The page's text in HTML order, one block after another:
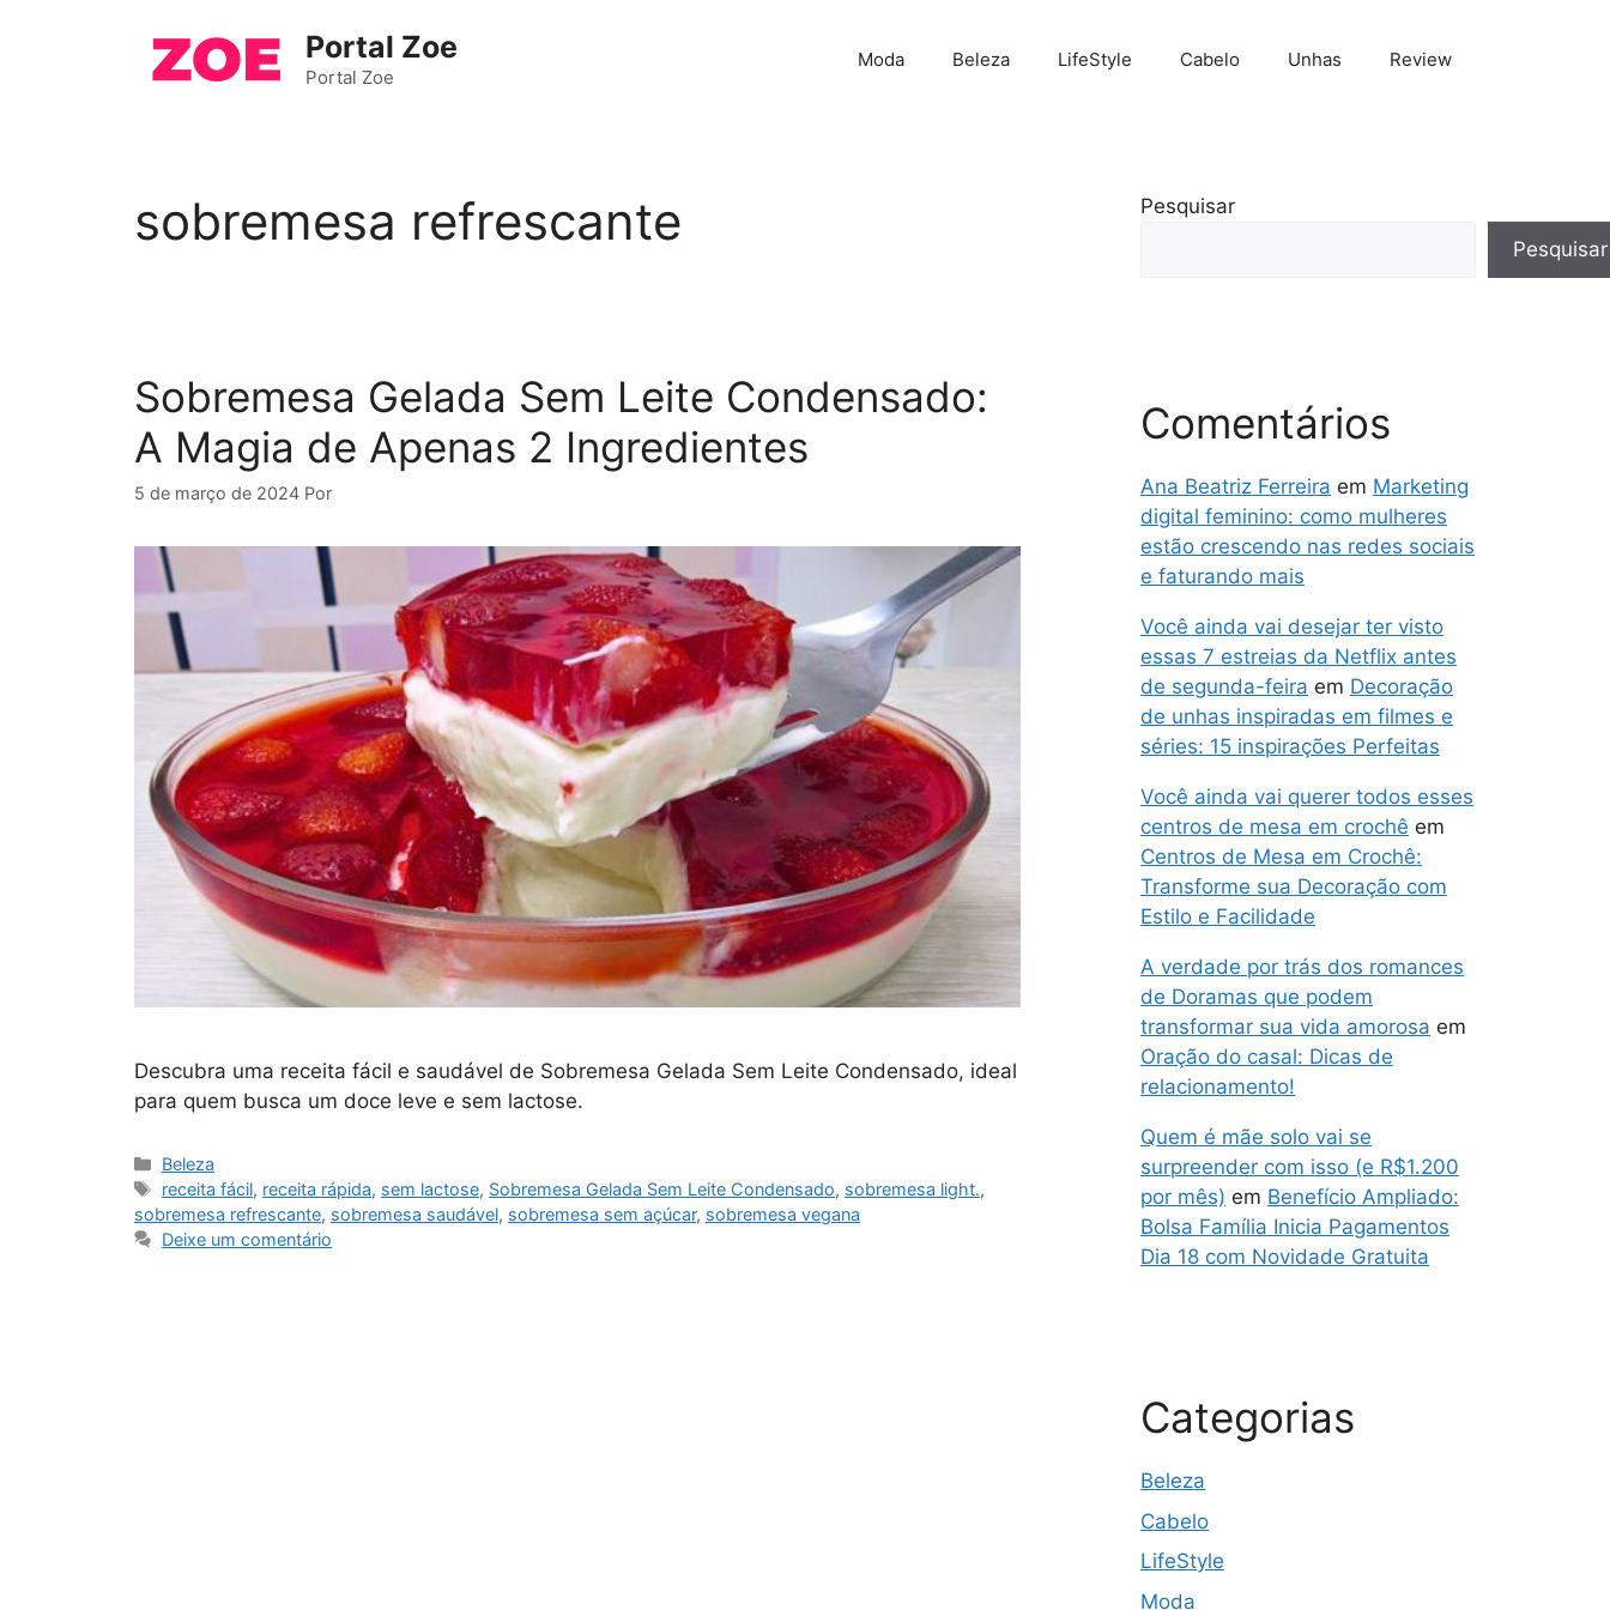
Portal Zoe
Portal Zoe
Moda Beleza LifeStyle Cabelo Unhas Review
sobremesa refrescante
Sobremesa Gelada Sem Leite Condensado:
A Magia de Apenas 2 Ingredientes
5 de março de 2024 Por
Descubra uma receita fácil e saudável de Sobremesa Gelada Sem Leite Condensado, ideal
para quem busca um doce leve e sem lactose.
Categorias
Beleza
Tags
receita fácil, receita rápida, sem lactose, Sobremesa Gelada Sem Leite Condensado, sobremesa light.,
sobremesa refrescante, sobremesa saudável, sobremesa sem açúcar, sobremesa vegana
Deixe um comentário
Pesquisar
Pesquisar
Comentários
Ana Beatriz Ferreira em Marketing
digital feminino: como mulheres
estão crescendo nas redes sociais
e faturando mais
Você ainda vai desejar ter visto
essas 7 estreias da Netflix antes
de segunda-feira em Decoração
de unhas inspiradas em filmes e
séries: 15 inspirações Perfeitas
Você ainda vai querer todos esses
centros de mesa em crochê em
Centros de Mesa em Crochê:
Transforme sua Decoração com
Estilo e Facilidade
A verdade por trás dos romances
de Doramas que podem
transformar sua vida amorosa em
Oração do casal: Dicas de
relacionamento!
Quem é mãe solo vai se
surpreender com isso (e R$1.200
por mês) em Benefício Ampliado:
Bolsa Família Inicia Pagamentos
Dia 18 com Novidade Gratuita
Categorias
Beleza
Cabelo
LifeStyle
Moda